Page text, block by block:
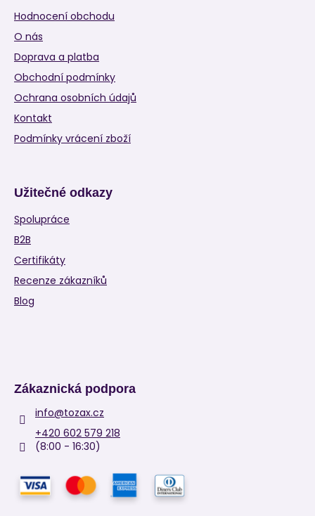
Hodnocení obchodu
O nás
Doprava a platba
Obchodní podmínky
Ochrana osobních údajů
Kontakt
Podmínky vrácení zboží
Užitečné odkazy
Spolupráce
B2B
Certifikáty
Recenze zákazníků
Blog
Zákaznická podpora
info@tozax.cz
+420 602 579 218
(8:00 - 16:30)